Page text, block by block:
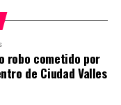
robo cometido por
de Ciudad Valles